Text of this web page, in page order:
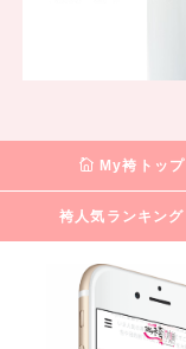
My袴トップ
袴人気ランキング